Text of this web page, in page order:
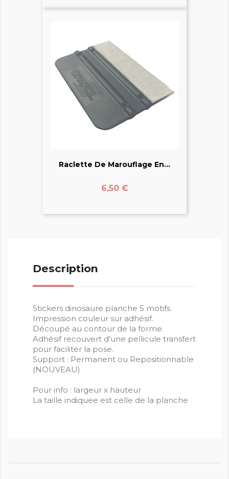
Raclette De Marouflage En...
Prix
6,50 €
Description
Stickers dinosaure planche 5 motifs.
Impression couleur sur adhésif.
Découpé au contour de la forme.
Adhésif recouvert d'une pellicule transfert
pour faciliter la pose.
Support : Permanent ou Repositionnable
(NOUVEAU)
Pour info : largeur x hauteur
La taille indiquee est celle de la planche